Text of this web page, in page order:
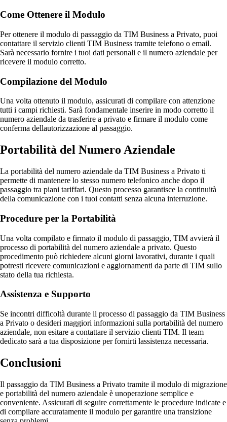
Come Ottenere il Modulo
Per ottenere il modulo di passaggio da TIM Business a Privato, puoi
contattare il servizio clienti TIM Business tramite telefono o email.
Sarà necessario fornire i tuoi dati personali e il numero aziendale per
ricevere il modulo corretto.
Compilazione del Modulo
Una volta ottenuto il modulo, assicurati di compilare con attenzione
tutti i campi richiesti. Sarà fondamentale inserire in modo corretto il
numero aziendale da trasferire a privato e firmare il modulo come
conferma dellautorizzazione al passaggio.
Portabilità del Numero Aziendale
La portabilità del numero aziendale da TIM Business a Privato ti
permette di mantenere lo stesso numero telefonico anche dopo il
passaggio tra piani tariffari. Questo processo garantisce la continuità
della comunicazione con i tuoi contatti senza alcuna interruzione.
Procedure per la Portabilità
Una volta compilato e firmato il modulo di passaggio, TIM avvierà il
processo di portabilità del numero aziendale a privato. Questo
procedimento può richiedere alcuni giorni lavorativi, durante i quali
potresti ricevere comunicazioni e aggiornamenti da parte di TIM sullo
stato della tua richiesta.
Assistenza e Supporto
Se incontri difficoltà durante il processo di passaggio da TIM Business
a Privato o desideri maggiori informazioni sulla portabilità del numero
aziendale, non esitare a contattare il servizio clienti TIM. Il team
dedicato sarà a tua disposizione per fornirti lassistenza necessaria.
Conclusioni
Il passaggio da TIM Business a Privato tramite il modulo di migrazione
e portabilità del numero aziendale è unoperazione semplice e
conveniente. Assicurati di seguire correttamente le procedure indicate e
di compilare accuratamente il modulo per garantire una transizione